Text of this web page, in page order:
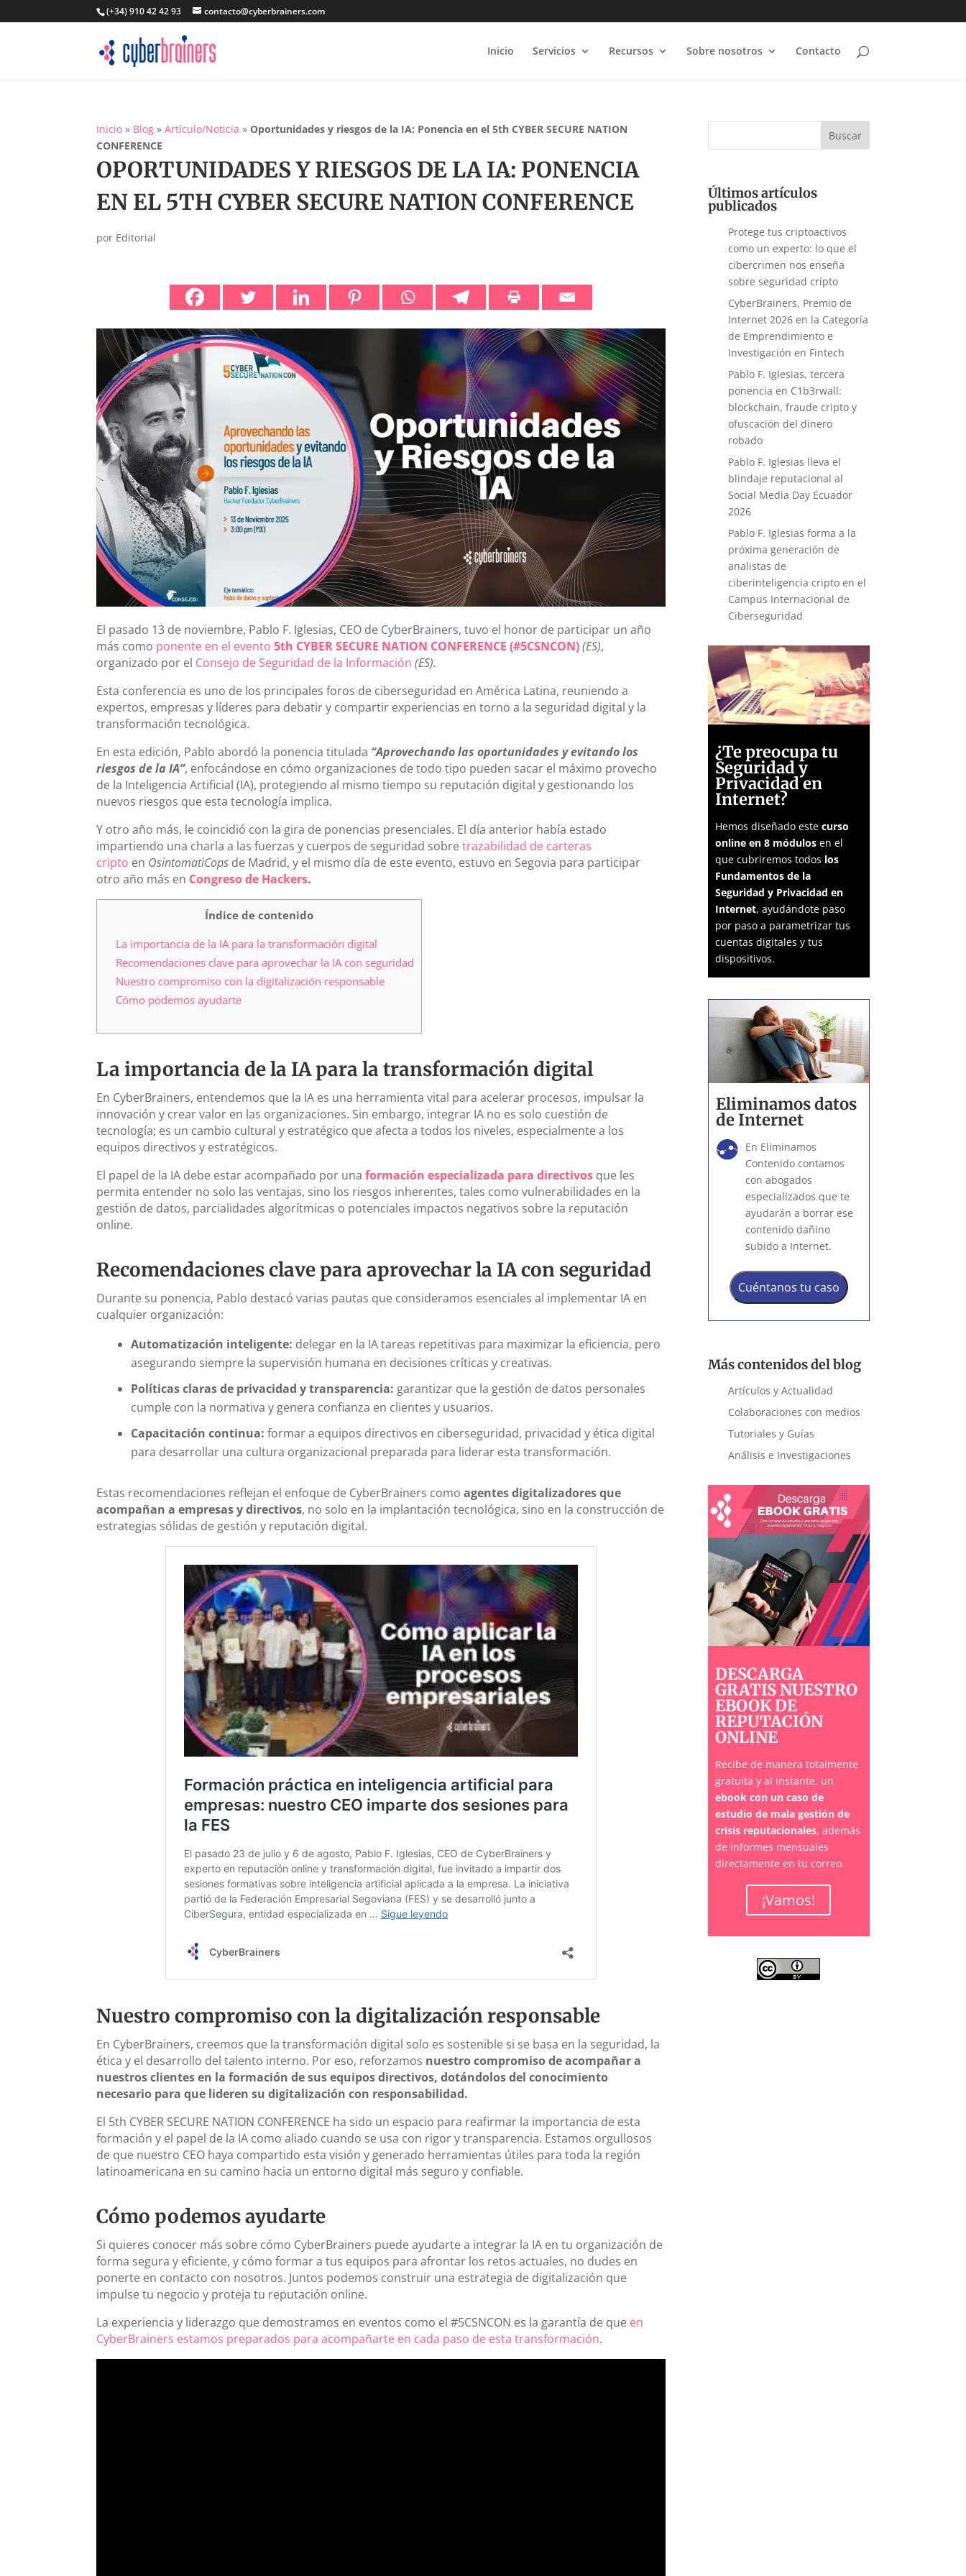
(+34) 910 42 42 93 contacto@cyberbrainers.com
Inicio Servicios Recursos Sobre nosotros Contacto
Inicio » Blog »Artículo/Noticia »Oportunidades y riesgos de la IA: Ponencia en el 5th CYBER SECURE NATION
CONFERENCE
OPORTUNIDADES Y RIESGOS DE LA IA: PONENCIA
EN EL 5TH CYBER SECURE NATION CONFERENCE
por Editorial
El pasado 13 de noviembre, Pablo F. Iglesias, CEO de CyberBrainers, tuvo el honor de participar un año
más como ponente en el evento5th CYBER SECURE NATION CONFERENCE (#5CSNCON)(ES),
organizado por el Consejo de Seguridad de la Información (ES).
Esta conferencia es uno de los principales foros de ciberseguridad en América Latina, reuniendo a
expertos, empresas y líderes para debatir y compartir experiencias en torno a la seguridad digital y la
transformación tecnológica.
En esta edición, Pablo abordó la ponencia titulada “Aprovechando las oportunidades y evitando los
riesgos de la IA”, enfocándose en cómo organizaciones de todo tipo pueden sacar el máximo provecho
de la Inteligencia Artificial (IA), protegiendo al mismo tiempo su reputación digital y gestionando los
nuevos riesgos que esta tecnología implica.
Y otro año más, le coincidió con la gira de ponencias presenciales. El día anterior había estado
impartiendo una charla a las fuerzas y cuerpos de seguridad sobretrazabilidad de carteras
cripto en OsintomatiCops de Madrid, y el mismo día de este evento, estuvo en Segovia para participar
otro año más en Congreso de Hackers.
Índice de contenido
La importancia de la IA para la transformación digital
Recomendaciones clave para aprovechar la IA con seguridad
Nuestro compromiso con la digitalización responsable
Cómo podemos ayudarte
La importancia de la IA para la transformación digital
En CyberBrainers, entendemos que la IA es una herramienta vital para acelerar procesos, impulsar la
innovación y crear valor en las organizaciones. Sin embargo, integrar IA no es solo cuestión de
tecnología; es un cambio cultural y estratégico que afecta a todos los niveles, especialmente a los
equipos directivos y estratégicos.
El papel de la IA debe estar acompañado por unaformación especializada para directivos que les
permita entender no solo las ventajas, sino los riesgos inherentes, tales como vulnerabilidades en la
gestión de datos, parcialidades algorítmicas o potenciales impactos negativos sobre la reputación
online.
Recomendaciones clave para aprovechar la IA con seguridad
Durante su ponencia, Pablo destacó varias pautas que consideramos esenciales al implementar IA en
cualquier organización:
Automatización inteligente: delegar en la IA tareas repetitivas para maximizar la eficiencia, pero
asegurando siempre la supervisión humana en decisiones críticas y creativas.
Políticas claras de privacidad y transparencia: garantizar que la gestión de datos personales
cumple con la normativa y genera confianza en clientes y usuarios.
Capacitación continua: formar a equipos directivos en ciberseguridad, privacidad y ética digital
para desarrollar una cultura organizacional preparada para liderar esta transformación.
Estas recomendaciones reflejan el enfoque de CyberBrainers comoagentes digitalizadores que
acompañan a empresas y directivos, no solo en la implantación tecnológica, sino en la construcción de
estrategias sólidas de gestión y reputación digital.
Nuestro compromiso con la digitalización responsable
En CyberBrainers, creemos que la transformación digital solo es sostenible si se basa en la seguridad, la
ética y el desarrollo del talento interno. Por eso, reforzamos nuestro compromiso de acompañar a
nuestros clientes en la formación de sus equipos directivos, dotándolos del conocimiento
necesario para que lideren su digitalización con responsabilidad.
El 5th CYBER SECURE NATION CONFERENCE ha sido un espacio para reafirmar la importancia de esta
formación y el papel de la IA como aliado cuando se usa con rigor y transparencia. Estamos orgullosos
de que nuestro CEO haya compartido esta visión y generado herramientas útiles para toda la región
latinoamericana en su camino hacia un entorno digital más seguro y confiable.
Cómo podemos ayudarte
Si quieres conocer más sobre cómo CyberBrainers puede ayudarte a integrar la IA en tu organización de
forma segura y eficiente, y cómo formar a tus equipos para afrontar los retos actuales, no dudes en
ponerte en contacto con nosotros. Juntos podemos construir una estrategia de digitalización que
impulse tu negocio y proteja tu reputación online.
La experiencia y liderazgo que demostramos en eventos como el #5CSNCON es la garantía de que en
CyberBrainers estamos preparados para acompañarte en cada paso de esta transformación.
Últimos artículos
publicados
Protege tus criptoactivos
como un experto: lo que el
cibercrimen nos enseña
sobre seguridad cripto
CyberBrainers, Premio de
Internet 2026 en la Categoría
de Emprendimiento e
Investigación en Fintech
Pablo F. Iglesias, tercera
ponencia en C1b3rwall:
blockchain, fraude cripto y
ofuscación del dinero
robado
Pablo F. Iglesias lleva el
blindaje reputacional al
Social Media Day Ecuador
2026
Pablo F. Iglesias forma a la
próxima generación de
analistas de
ciberinteligencia cripto en el
Campus Internacional de
Ciberseguridad
¿Te preocupa tu
Seguridad y
Privacidad en
Internet?
Hemos diseñado estecurso
online en 8 módulos en el
que cubriremos todos los
Fundamentos de la
Seguridad y Privacidad en
Internet, ayudándote paso
por paso a parametrizar tus
cuentas digitales y tus
dispositivos.
Eliminamos datos
de Internet
En Eliminamos
Contenido contamos
con abogados
especializados que te
ayudarán a borrar ese
contenido dañino
subido a Internet.
Cuéntanos tu caso
Más contenidos del blog
Artículos y Actualidad
Colaboraciones con medios
Tutoriales y Guías
Análisis e Investigaciones
DESCARGA
GRATIS NUESTRO
EBOOK DE
REPUTACIÓN
ONLINE
Recibe de manera totalmente
gratuita y al instante, un
ebook con un caso de
estudio de mala gestión de
crisis reputacionales, además
de informes mensuales
directamente en tu correo.
¡Vamos!